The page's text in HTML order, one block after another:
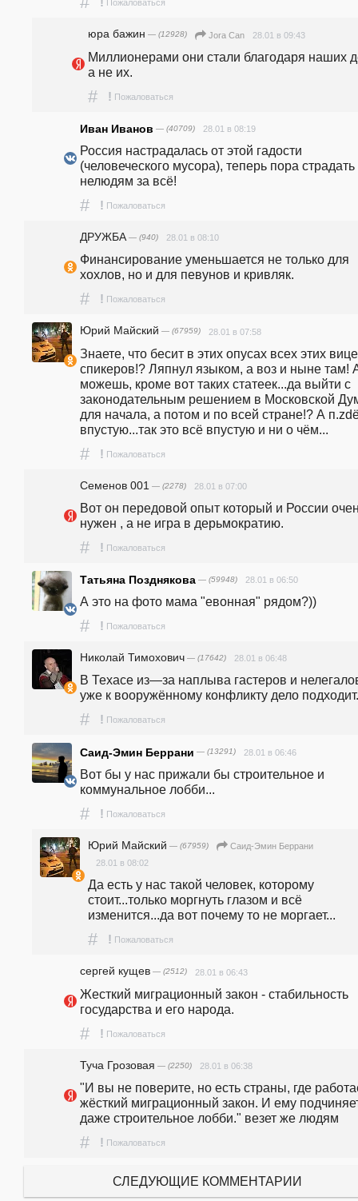
! Пожаловаться
юра бажин — (12928) Jora Can 28.01 в 09:43
Миллионерами они стали благодаря наших
а не их.
# ! Пожаловаться
Иван Иванов — (40709) 28.01 в 08:19
Россия настрадалась от этой гадости
(человеческого мусора), теперь пора страдать
нелюдям за всё!
# ! Пожаловаться
ДРУЖБА — (940) 28.01 в 08:10
Финансирование уменьшается не только для
хохлов, но и для певунов и кривляк.
# ! Пожаловаться
Юрий Майский — (67959) 28.01 в 07:58
Знаете, что бесит в этих опусах всех этих
спикеров!? Ляпнул языком, а воз и ныне там!
можешь, кроме вот таких статеек...да выйти с
законодательным решением в Московской
для начала, а потом и по всей стране!? А
впустую...так это всё впустую и ни о чём...
# ! Пожаловаться
Семенов 001 — (2278) 28.01 в 07:00
Вот он передовой опыт который и России
нужен , а не игра в дерьмократию.
# ! Пожаловаться
Татьяна Позднякова — (59948) 28.01 в 06:50
А это на фото мама "евонная" рядом?))
# ! Пожаловаться
Николай Тимохович — (17642) 28.01 в 06:48
В Техасе из—за наплыва гастеров и
уже к вооружённому конфликту дело подходит.
# ! Пожаловаться
Саид-Эмин Беррани — (13291) 28.01 в 06:46
Вот бы у нас прижали бы строительное и
коммунальное лобби...
# ! Пожаловаться
Юрий Майский — (67959)
Саид-Эмин Беррани
28.01 в 08:02
Да есть у нас такой человек, которому
стоит...только моргнуть глазом и всё
изменится...да вот почему то не моргает...
# ! Пожаловаться
сергей кущев — (2512) 28.01 в 06:43
Жесткий миграционный закон - стабильность
государства и его народа.
# ! Пожаловаться
Туча Грозовая — (2250) 28.01 в 06:38
"И вы не поверите, но есть страны, где
жёсткий миграционный закон. И ему
даже строительное лобби." везет же людям
# ! Пожаловаться
СЛЕДУЮЩИЕ КОММЕНТАРИИ